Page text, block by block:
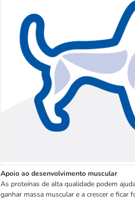
Apoio ao desenvolvimento muscular
As proteínas de alta qualidade podem
ganhar massa muscular e a crescer e ficar